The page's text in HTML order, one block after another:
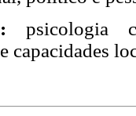
psicologia
capacidades